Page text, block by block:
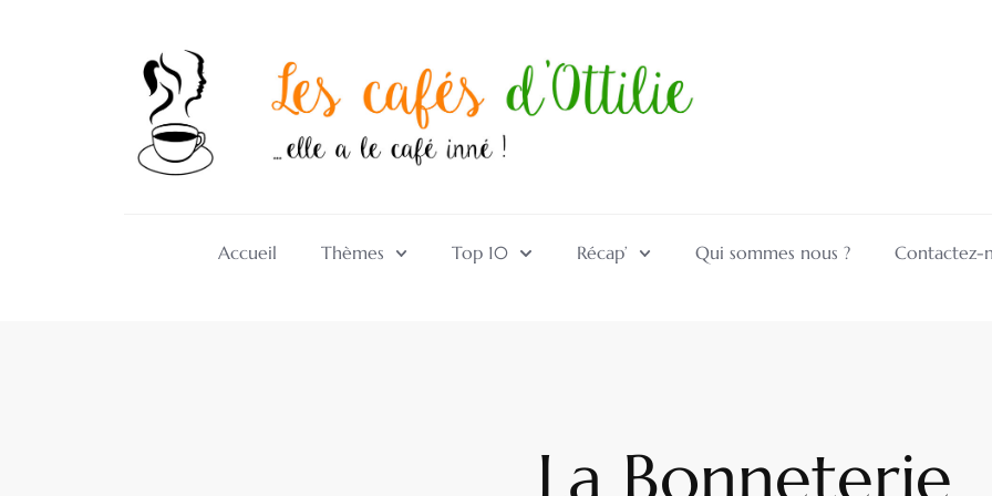
Accueil Thèmes Top 10 Récap’ Qui sommes nous ? Contactez-
La Bonneterie